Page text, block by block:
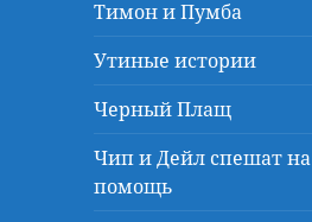
Тимон и Пумба
Утиные истории
Черный Плащ
Чип и Дейл спешат на
помощь